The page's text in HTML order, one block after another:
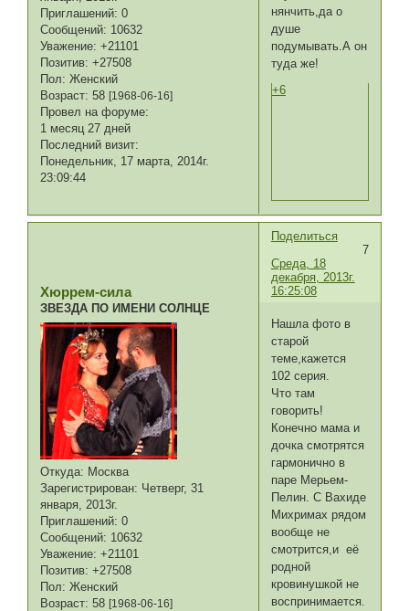
Приглашений: 0
Сообщений: 10632
Уважение: +21101
Позитив: +27508
Пол: Женский
Возраст: 58[1968-06-16]
Провел на форуме:
1 месяц 27 дней
Последний визит:
Понедельник, 17 марта, 2014г.
23:09:44
нянчить,да о
душе
подумывать.А он
туда же!
+6
Поделиться
7
Среда, 18
декабря, 2013г.
16:25:08
Хюррем-сила
ЗВЕЗДА ПО ИМЕНИ СОЛНЦЕ
Откуда: Москва
Зарегистрирован: Четверг, 31
января, 2013г.
Приглашений: 0
Сообщений: 10632
Уважение: +21101
Позитив: +27508
Пол: Женский
Возраст: 58[1968-06-16]
Нашла фото в
старой
теме,кажется
102 серия.
Что там
говорить!
Конечно мама и
дочка смотрятся
гармонично в
паре Мерьем-
Пелин. С Вахиде
Михримах рядом
вообще не
смотрится,и её
родной
кровинушкой не
воспринимается.